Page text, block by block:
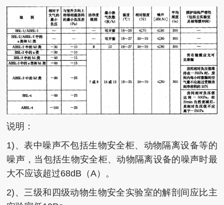
说明：
1)、表中噪声不包括生物安全柜、动物隔离设备等的
噪声，当包括生物安全柜、动物隔离设备的噪声时最
大不应该超过68dB（A）。
2)、三级和四级动物生物安全实验室的解剖间应比主